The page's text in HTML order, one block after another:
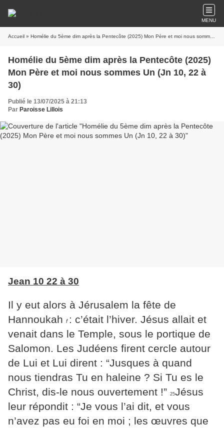
MENU
Accueil » Homélie du 5ème dim après la Pentecôte (2025) Mon Père et moi nous sommes Un (Jn 10, 22 à 30)
Homélie du 5ème dim après la Pentecôte (2025)
Mon Père et moi nous sommes Un (Jn 10, 22 à
30)
Publié le 13/07/2025 à 21:13
Par Paroisse Lillois
Jean 10 22 à 30
Il y eut alors à Jérusalem la fête de
Hannoukah f : c’était l’hiver. Jésus allait et
venait dans le Temple, sous le portique de
Salomon. Les Judéens firent cercle autour
de Lui et Lui dirent : “Jusques à quand
nous tiendras Tu en haleine ? Si Tu es le
Christ, dis-le nous ouvertement !” 25Jésus
leur répondit : “Je vous l’ai dit, et vous
n’avez pas eu foi en moi ; les œuvres que